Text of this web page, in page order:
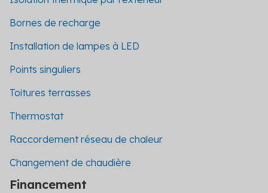
Bornes de recharge
Installation de lampes à LED
Points singuliers
Toitures terrasses
Thermostat
Raccordement réseau de chaleur
Changement de chaudière
Financement